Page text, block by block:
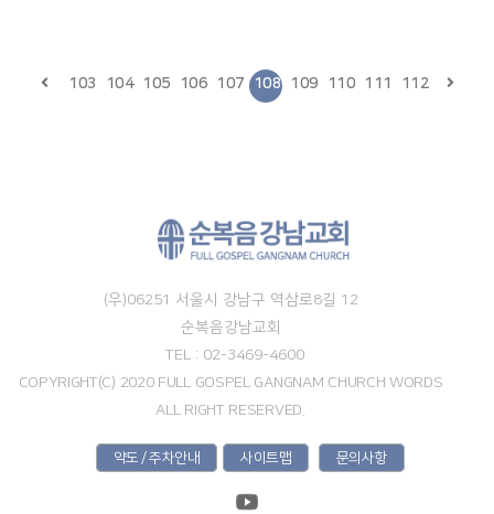
103 104 105 106 107 108 109 110 111 112
(우)06251 서울시 강남구 역삼로8길 12
순복음강남교회
TEL : 02-3469-4600
COPYRIGHT(C) 2020 FULL GOSPEL GANGNAM CHURCH WORDS
ALL RIGHT RESERVED.
약도 / 주차안내 사이트맵 문의사항